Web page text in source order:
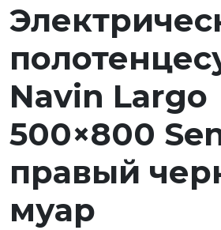
Navin Largo
500×800
правый
муар